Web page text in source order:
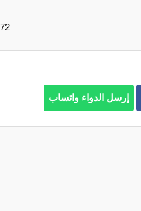
3.72
إرسل الدواء واتساب